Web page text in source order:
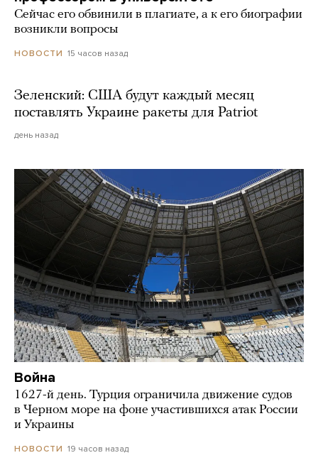
Сейчас его обвинили в плагиате, а к его биографии
возникли вопросы
НОВОСТИ 15 часов назад
Зеленский: США будут каждый месяц
поставлять Украине ракеты для Patriot
день назад
Война
1627-й день. Турция ограничила движение судов
в Черном море на фоне участившихся атак России
и Украины
НОВОСТИ 19 часов назад